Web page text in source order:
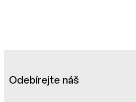
Odebírejte náš